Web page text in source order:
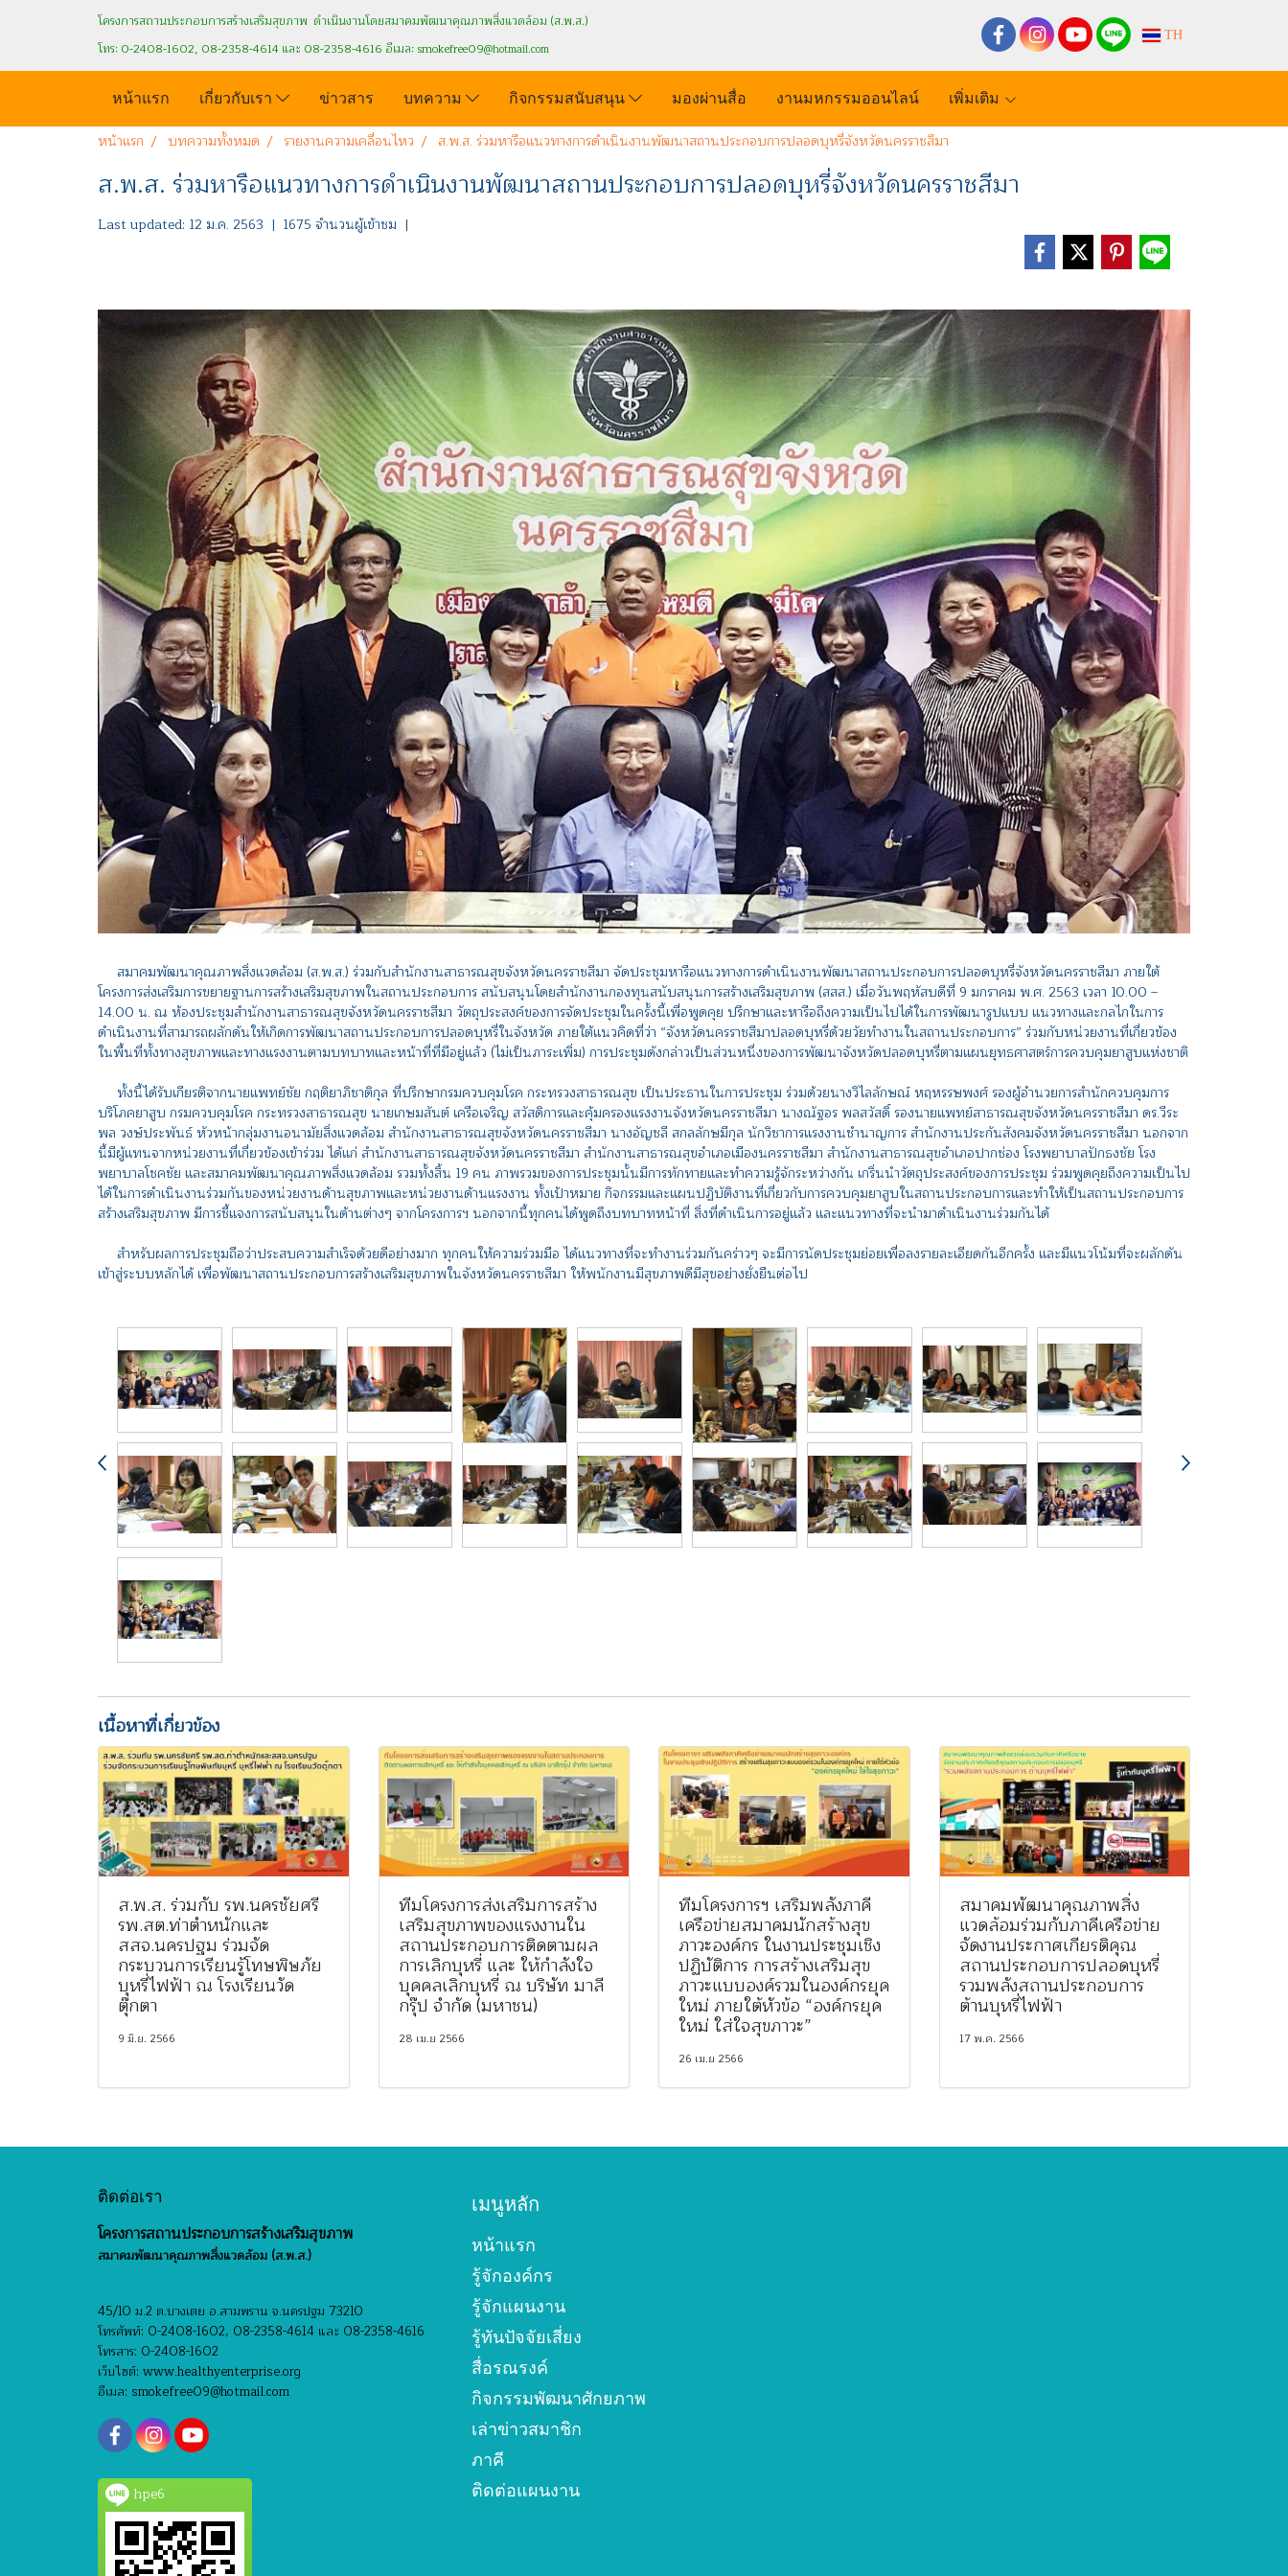
โครงการสถานประกอบการสร้างเสริมสุขภาพ ดำเนินงานโดยสมาคมพัฒนาคุณภาพสิ่งแวดล้อม (ส.พ.ส.)
โทร: 0-2408-1602, 08-2358-4614 และ 08-2358-4616 อีเมล: smokefree09@hotmail.com
TH
หน้าแรก เกี่ยวกับเรา ข่าวสาร บทความ กิจกรรมสนับสนุน มองผ่านสื่อ งานมหกรรมออนไลน์ เพิ่มเติม
หน้าแรก บทความทั้งหมด รายงานความเคลื่อนไหว ส.พ.ส. ร่วมหารือแนวทางการดำเนินงานพัฒนาสถานประกอบการปลอดบุหรี่จังหวัดนครราชสีมา
ส.พ.ส. ร่วมหารือแนวทางการดำเนินงานพัฒนาสถานประกอบการปลอดบุหรี่จังหวัดนครราชสีมา
Last updated: 12 ม.ค. 2563 | 1675 จำนวนผู้เข้าชม |
สมาคมพัฒนาคุณภาพสิ่งแวดล้อม (ส.พ.ส.) ร่วมกับสำนักงานสาธารณสุขจังหวัดนครราชสีมา จัดประชุมหารือแนวทางการดำเนินงานพัฒนาสถานประกอบการปลอดบุหรี่จังหวัดนครราชสีมา ภายใต้
โครงการส่งเสริมการขยายฐานการสร้างเสริมสุขภาพในสถานประกอบการ สนับสนุนโดยสำนักงานกองทุนสนับสนุนการสร้างเสริมสุขภาพ (สสส.) เมื่อวันพฤหัสบดีที่ 9 มกราคม พ.ศ. 2563 เวลา 10.00 –
14.00 น. ณ ห้องประชุมสำนักงานสาธารณสุขจังหวัดนครราชสีมา วัตถุประสงค์ของการจัดประชุมในครั้งนี้เพื่อพูดคุย ปรึกษาและหารือถึงความเป็นไปได้ในการพัฒนารูปแบบ แนวทางและกลไกในการ
ดำเนินงานที่สามารถผลักดันให้เกิดการพัฒนาสถานประกอบการปลอดบุหรี่ในจังหวัด ภายใต้แนวคิดที่ว่า “จังหวัดนครราชสีมาปลอดบุหรี่ด้วยวัยทำงานในสถานประกอบการ” ร่วมกับหน่วยงานที่เกี่ยวข้อง
ในพื้นที่ทั้งทางสุขภาพและทางแรงงานตามบทบาทและหน้าที่ที่มีอยู่แล้ว (ไม่เป็นภาระเพิ่ม) การประชุมดังกล่าวเป็นส่วนหนึ่งของการพัฒนาจังหวัดปลอดบุหรี่ตามแผนยุทธศาสตร์การควบคุมยาสูบแห่งชาติ
ทั้งนี้ได้รับเกียรติจากนายแพทย์ชัย กฤติยาภิชาติกุล ที่ปรึกษากรมควบคุมโรค กระทรวงสาธารณสุข เป็นประธานในการประชุม ร่วมด้วยนางวิไลลักษณ์ หฤหรรษพงศ์ รองผู้อำนวยการสำนักควบคุมการ
บริโภคยาสูบ กรมควบคุมโรค กระทรวงสาธารณสุข นายเกษมสันต์ เครือเจริญ สวัสดิการและคุ้มครองแรงงานจังหวัดนครราชสีมา นางณัฐอร พลสวัสดิ์ รองนายแพทย์สาธารณสุขจังหวัดนครราชสีมา ดร.วีระ
พล วงษ์ประพันธ์ หัวหน้ากลุ่มงานอนามัยสิ่งแวดล้อม สำนักงานสาธารณสุขจังหวัดนครราชสีมา นางอัญชลี สกลลักษมีกุล นักวิชาการแรงงานชำนาญการ สำนักงานประกันสังคมจังหวัดนครราชสีมา นอกจาก
นี้มีผู้แทนจากหน่วยงานที่เกี่ยวข้องเข้าร่วม ได้แก่ สำนักงานสาธารณสุขจังหวัดนครราชสีมา สำนักงานสาธารณสุขอำเภอเมืองนครราชสีมา สำนักงานสาธารณสุขอำเภอปากช่อง โรงพยาบาลปักธงชัย โรง
พยาบาลโชคชัย และสมาคมพัฒนาคุณภาพสิ่งแวดล้อม รวมทั้งสิ้น 19 คน ภาพรวมของการประชุมนั้นมีการทักทายและทำความรู้จักระหว่างกัน เกริ่นนำวัตถุประสงค์ของการประชุม ร่วมพูดคุยถึงความเป็นไป
ได้ในการดำเนินงานร่วมกันของหน่วยงานด้านสุขภาพและหน่วยงานด้านแรงงาน ทั้งเป้าหมาย กิจกรรมและแผนปฏิบัติงานที่เกี่ยวกับการควบคุมยาสูบในสถานประกอบการและทำให้เป็นสถานประกอบการ
สร้างเสริมสุขภาพ มีการชี้แจงการสนับสนุนในด้านต่างๆ จากโครงการฯ นอกจากนี้ทุกคนได้พูดถึงบทบาทหน้าที่ สิ่งที่ดำเนินการอยู่แล้ว และแนวทางที่จะนำมาดำเนินงานร่วมกันได้
สำหรับผลการประชุมถือว่าประสบความสำเร็จด้วยดีอย่างมาก ทุกคนให้ความร่วมมือ ได้แนวทางที่จะทำงานร่วมกันคร่าวๆ จะมีการนัดประชุมย่อยเพื่อลงรายละเอียดกันอีกครั้ง และมีแนวโน้มที่จะผลักดัน
เข้าสู่ระบบหลักได้ เพื่อพัฒนาสถานประกอบการสร้างเสริมสุขภาพในจังหวัดนครราชสีมา ให้พนักงานมีสุขภาพดีมีสุขอย่างยั่งยืนต่อไป
เนื้อหาที่เกี่ยวข้อง
ส.พ.ส. ร่วมกับ รพ.นครชัยศรี
รพ.สต.ท่าตำหนักและ
สสจ.นครปฐม ร่วมจัด
กระบวนการเรียนรู้โทษพิษภัย
บุหรี่ไฟฟ้า ณ โรงเรียนวัด
ตุ๊กตา
9 มิ.ย. 2566
ทีมโครงการส่งเสริมการสร้าง
เสริมสุขภาพของแรงงานใน
สถานประกอบการติดตามผล
การเลิกบุหรี่ และ ให้กำลังใจ
บุคคลเลิกบุหรี่ ณ บริษัท มาลี
กรุ๊ป จำกัด (มหาชน)
28 เม.ย 2566
ทีมโครงการฯ เสริมพลังภาคี
เครือข่ายสมาคมนักสร้างสุข
ภาวะองค์กร ในงานประชุมเชิง
ปฏิบัติการ การสร้างเสริมสุข
ภาวะแบบองค์รวมในองค์กรยุค
ใหม่ ภายใต้หัวข้อ “องค์กรยุค
ใหม่ ใส่ใจสุขภาวะ”
26 เม.ย 2566
สมาคมพัฒนาคุณภาพสิ่ง
แวดล้อมร่วมกับภาคีเครือข่าย
จัดงานประกาศเกียรติคุณ
สถานประกอบการปลอดบุหรี่
รวมพลังสถานประกอบการ
ต้านบุหรี่ไฟฟ้า
17 พ.ค. 2566
ติดต่อเรา
โครงการสถานประกอบการสร้างเสริมสุขภาพ
สมาคมพัฒนาคุณภาพสิ่งแวดล้อม (ส.พ.ส.)
45/10 ม.2 ต.บางเตย อ.สามพราน จ.นครปฐม 73210
โทรศัพท์: 0-2408-1602, 08-2358-4614 และ 08-2358-4616
โทรสาร: 0-2408-1602
เว็บไซต์: www.healthyenterprise.org
อีเมล: smokefree09@hotmail.com
hpe6
เมนูหลัก
หน้าแรก
รู้จักองค์กร
รู้จักแผนงาน
รู้ทันปัจจัยเสี่ยง
สื่อรณรงค์
กิจกรรมพัฒนาศักยภาพ
เล่าข่าวสมาชิก
ภาคี
ติดต่อแผนงาน